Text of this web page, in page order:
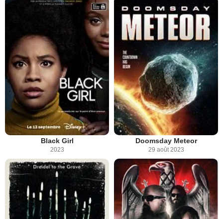
Black Girl
2023
Doomsday Meteor
29 août 2023